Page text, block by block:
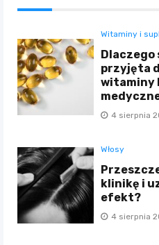
Witaminy i
Dlaczego
przyjęta
witaminy
4 sierpnia
Włosy
klinikę i
efekt?
4 sierpnia